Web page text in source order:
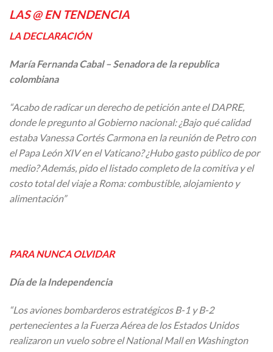
LAS @ EN TENDENCIA
LA DECLARACIÓN
María Fernanda Cabal – Senadora de la republica
colombiana
“Acabo de radicar un derecho de petición ante el DAPRE,
donde le pregunto al Gobierno nacional: ¿Bajo qué calidad
estaba Vanessa Cortés Carmona en la reunión de Petro con
el Papa León XIV en el Vaticano? ¿Hubo gasto público de por
medio? Además, pido el listado completo de la comitiva y el
costo total del viaje a Roma: combustible, alojamiento y
alimentación”
PARA NUNCA OLVIDAR
Día de la Independencia
“Los aviones bombarderos estratégicos B-1 y B-2
pertenecientes a la Fuerza Aérea de los Estados Unidos
realizaron un vuelo sobre el National Mall en Washington